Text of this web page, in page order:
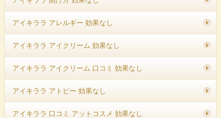
アイキララ アレルギー 効果なし
アイキララ アイクリーム 効果なし
アイキララ アイクリーム 口コミ 効果なし
アイキララ アトピー 効果なし
アイキララ 口コミ アットコスメ 効果なし